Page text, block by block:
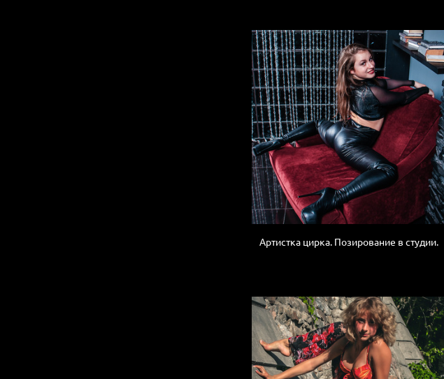
Артистка цирка. Позирование в студии.